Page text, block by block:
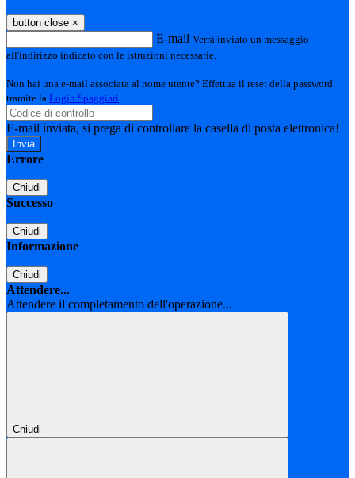
button close ×
E-mail Verrà inviato un messaggio
all'indirizzo indicato con le istruzioni necessarie.
Non hai una e-mail associata al nome utente? Effettua il reset della password
tramite la Login Spaggiari
E-mail inviata, si prega di controllare la casella di posta elettronica!
Errore
Chiudi
Successo
Chiudi
Informazione
Chiudi
Attendere...
Attendere il completamento dell'operazione...
Chiudi